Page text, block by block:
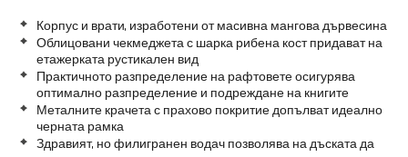
Корпус и врати, изработени от масивна мангова дървесина
Облицовани чекмеджета с шарка рибена кост придават на
етажерката рустикален вид
Практичното разпределение на рафтовете осигурява
оптимално разпределение и подреждане на книгите
Металните крачета с прахово покритие допълват идеално
черната рамка
Здравият, но филигранен водач позволява на дъската да